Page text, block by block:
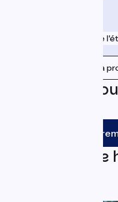
5 km de
Afficher les gares à
Avis sur
Soyez le
Trouvez